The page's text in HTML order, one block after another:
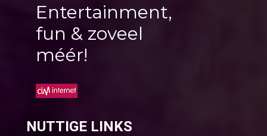
Entertainment,
fun & zoveel
méér!
NUTTIGE LINKS